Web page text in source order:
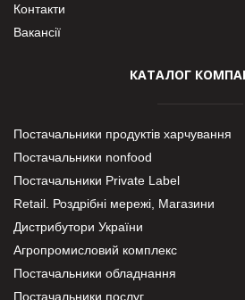
Контакти
Вакансії
КАТАЛОГ
Постачальники продуктів харчування
Постачальники nonfood
Постачальники Private Label
Retail. Роздрібні мережі, Магазини
Дистрибутори України
Агропромисловий комплекс
Постачальники обладнання
Постачальники послуг